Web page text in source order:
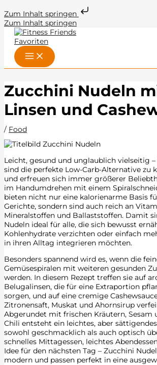
Zum Inhalt springen
Zum Inhalt springen
Zucchini Nudeln
Linsen und
/ Food
Leicht, gesund und unglaublich vielseitig –
sind die perfekte Low-Carb-Alternative zu
und erfreuen sich immer größerer
im Handumdrehen mit einem
bieten nicht nur eine kalorienarme Basis
Gerichte, sondern sind auch reich an
Mineralstoffen und Ballaststoffen. Damit
Nudeln ideal für alle, die sich bewusst
Kohlenhydrate verzichten oder einfach
in ihren Alltag integrieren möchten.
Besonders spannend wird es, wenn die
Gemüsespiralen mit weiteren gesunden
werden. In diesem Rezept treffen sie auf
Belugalinsen, die für eine Extraportion
sorgen, und auf eine cremige
Zitronensaft, Muskat und Ahornsirup
Abgerundet mit frischen Kräutern, Sesam
Chili entsteht ein leichtes, aber
sowohl geschmacklich als auch optisch
schnelles Mittagessen, leichtes
Idee für den nächsten Tag – Zucchini
modern und passen perfekt in eine